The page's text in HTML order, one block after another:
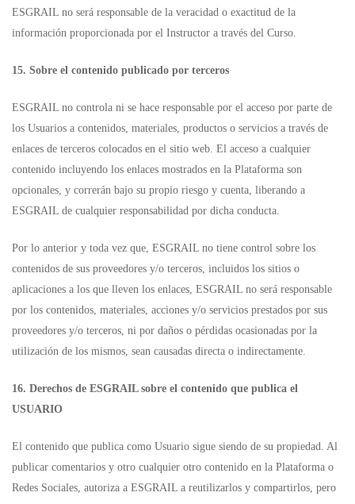
ESGRAIL no será responsable de la veracidad o exactitud de la
información proporcionada por el Instructor a través del Curso.
15. Sobre el contenido publicado por terceros
ESGRAIL no controla ni se hace responsable por el acceso por parte de
los Usuarios a contenidos, materiales, productos o servicios a través de
enlaces de terceros colocados en el sitio web. El acceso a cualquier
contenido incluyendo los enlaces mostrados en la Plataforma son
opcionales, y correrán bajo su propio riesgo y cuenta, liberando a
ESGRAIL de cualquier responsabilidad por dicha conducta.
Por lo anterior y toda vez que, ESGRAIL no tiene control sobre los
contenidos de sus proveedores y/o terceros, incluidos los sitios o
aplicaciones a los que lleven los enlaces, ESGRAIL no será responsable
por los contenidos, materiales, acciones y/o servicios prestados por sus
proveedores y/o terceros, ni por daños o pérdidas ocasionadas por la
utilización de los mismos, sean causadas directa o indirectamente.
16. Derechos de ESGRAIL sobre el contenido que publica el
USUARIO
El contenido que publica como Usuario sigue siendo de su propiedad. Al
publicar comentarios y otro cualquier otro contenido en la Plataforma o
Redes Sociales, autoriza a ESGRAIL a reutilizarlos y compartirlos, pero